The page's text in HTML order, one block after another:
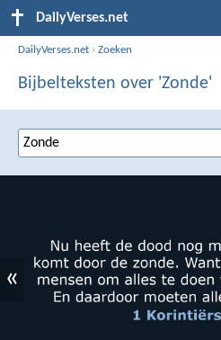
DailyVerses.net
DailyVerses.net ›Zoeken
Bijbelteksten over 'Zonde'
«